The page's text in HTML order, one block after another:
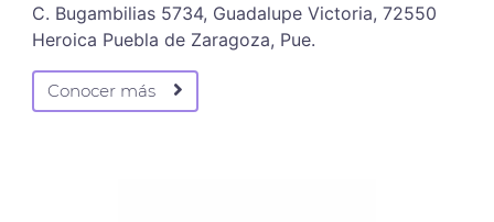
C. Bugambilias 5734, Guadalupe Victoria, 72550
Heroica Puebla de Zaragoza, Pue.
Conocer más